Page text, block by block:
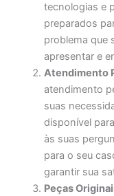
tecnologias e
preparados
problema que
apresentar e
Atendimento
atendimento
suas
disponível
às suas
para o seu
garantir sua
Peças